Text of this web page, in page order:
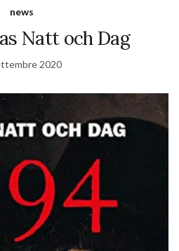
news
Natt och Dag
2020